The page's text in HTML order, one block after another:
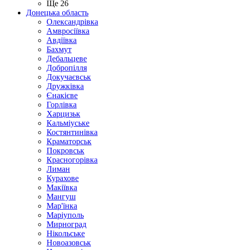
Ще 26
Донецька область
Олександрівка
Амвросіївка
Авдіївка
Бахмут
Дебальцеве
Добропілля
Докучаєвськ
Дружківка
Єнакієве
Горлівка
Харцизьк
Кальміуське
Костянтинівка
Краматорськ
Покровськ
Красногорівка
Лиман
Курахове
Макіївка
Мангуш
Мар'їнка
Маріуполь
Мирноград
Нікольське
Новоазовськ